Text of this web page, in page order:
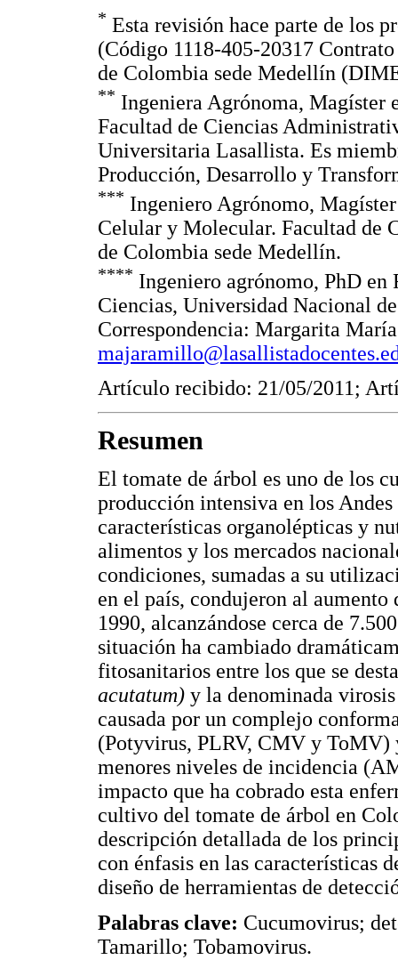
* Esta revisión hace parte de los
(Código 1118-405-20317
de Colombia sede Medellín
** Ingeniera Agrónoma, Magíster
Facultad de Ciencias
Universitaria Lasallista. Es
Producción, Desarrollo y
*** Ingeniero Agrónomo,
Celular y Molecular. Facultad de
de Colombia sede Medellín.
**** Ingeniero agrónomo, PhD
Ciencias, Universidad Nacional
Correspondencia: Margarita
Artículo recibido: 21/05/2011;
Resumen
El tomate de árbol es uno de los
producción intensiva en los
características organolépticas y
alimentos y los mercados
condiciones, sumadas a su
en el país, condujeron al aumento
1990, alcanzándose cerca de
situación ha cambiado
fitosanitarios entre los que se
acutatum) y la denominada
causada por un complejo
(Potyvirus, PLRV, CMV y ToMV)
menores niveles de incidencia
impacto que ha cobrado esta
cultivo del tomate de árbol en
descripción detallada de los
con énfasis en las características
diseño de herramientas de
Palabras clave: Cucumovirus;
Tamarillo; Tobamovirus.